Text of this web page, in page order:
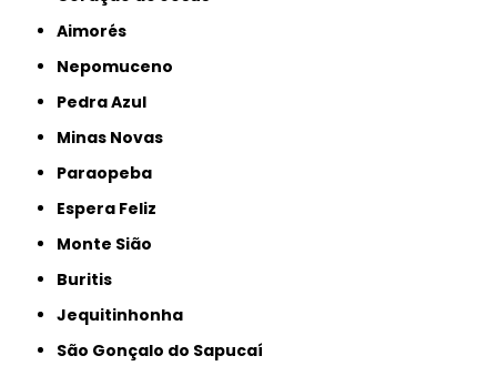
Aimorés
Nepomuceno
Pedra Azul
Minas Novas
Paraopeba
Espera Feliz
Monte Sião
Buritis
Jequitinhonha
São Gonçalo do Sapucaí